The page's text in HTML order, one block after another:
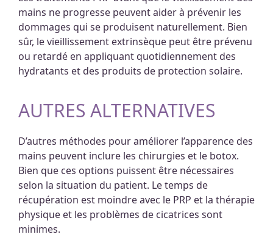
mains ne progresse peuvent aider à prévenir les
dommages qui se produisent naturellement. Bien
sûr, le vieillissement extrinsèque peut être prévenu
ou retardé en appliquant quotidiennement des
hydratants et des produits de protection solaire.
AUTRES ALTERNATIVES
D’autres méthodes pour améliorer l’apparence des
mains peuvent inclure les chirurgies et le botox.
Bien que ces options puissent être nécessaires
selon la situation du patient. Le temps de
récupération est moindre avec le PRP et la thérapie
physique et les problèmes de cicatrices sont
minimes.